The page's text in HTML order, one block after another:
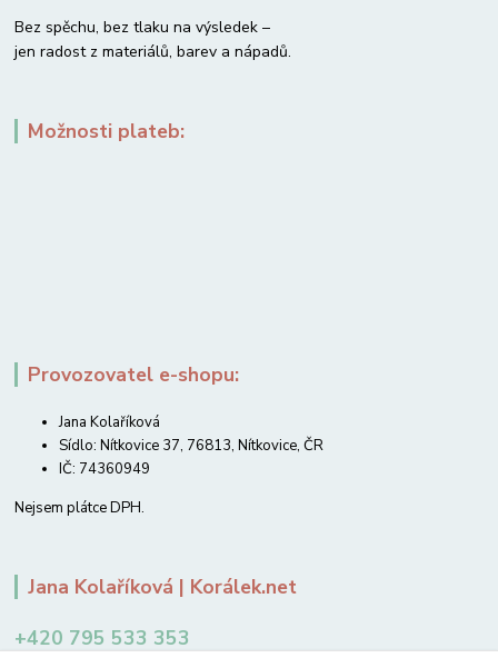
Bez spěchu, bez tlaku na výsledek –
jen radost z materiálů, barev a nápadů.
Možnosti plateb:
Provozovatel e-shopu:
Jana Kolaříková
Sídlo: Nítkovice 37, 76813, Nítkovice, ČR
IČ: 74360949
Nejsem plátce DPH.
Jana Kolaříková | Korálek.net
+420 795 533 353